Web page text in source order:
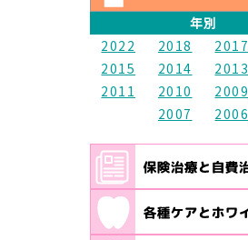
年別
2022
2018 2017
2015
2014 2013
2011
2010 2009
2007
2006